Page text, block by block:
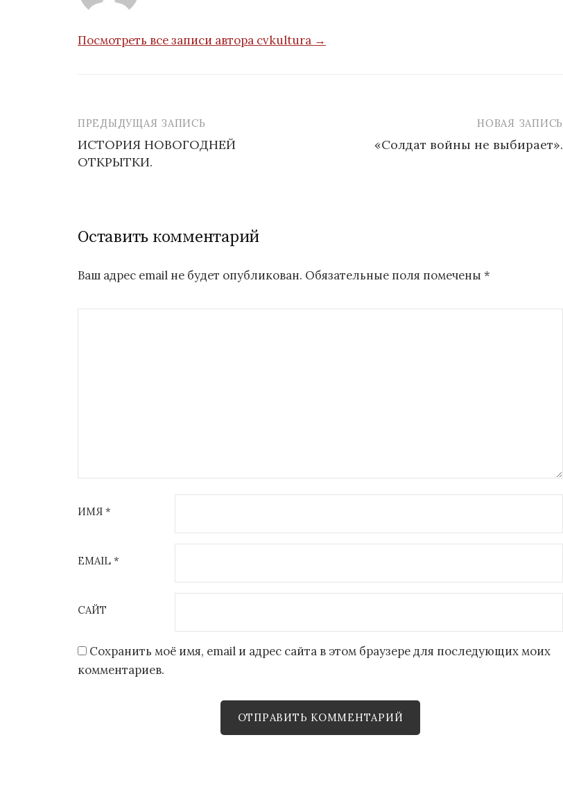
Посмотреть все записи автора cvkultura →
Навигация
по
ПРЕДЫДУЩАЯ ЗАПИСЬ
ИСТОРИЯ НОВОГОДНЕЙ
ОТКРЫТКИ.
НОВАЯ ЗАПИСЬ
«Солдат войны не выбирает».
Оставить комментарий
Ваш адрес email не будет опубликован. Обязательные поля помечены *
ИМЯ *
EMAIL *
САЙТ
Сохранить моё имя, email и адрес сайта в этом браузере для последующих моих
комментариев.